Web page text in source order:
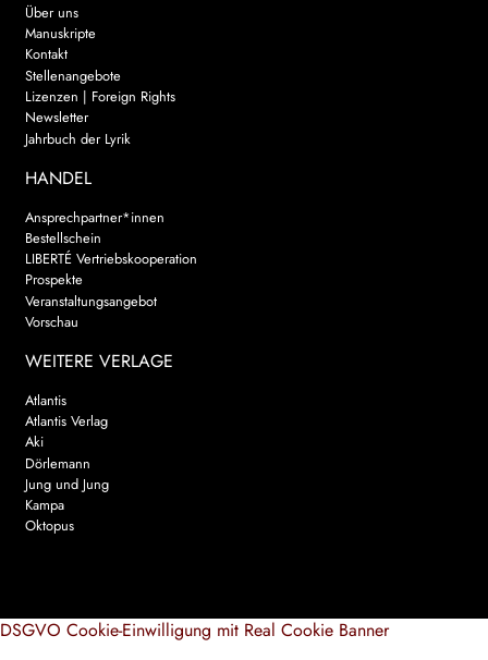
Über uns
Manuskripte
Kontakt
Stellenangebote
Lizenzen | Foreign Rights
Newsletter
Jahrbuch der Lyrik
HANDEL
Ansprechpartner*innen
Bestellschein
LIBERTÉ Vertriebskooperation
Prospekte
Veranstaltungsangebot
Vorschau
WEITERE VERLAGE
Atlantis
Atlantis Verlag
Aki
Dörlemann
Jung und Jung
Kampa
Oktopus
DSGVO Cookie-Einwilligung mit Real Cookie Banner